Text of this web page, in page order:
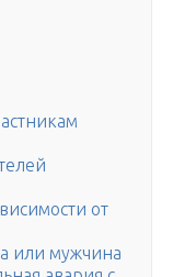
от
или мужчина